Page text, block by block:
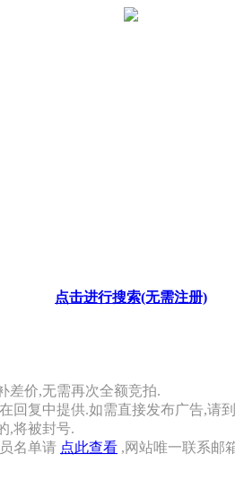
点击进行搜索(无需注册)
差价,无需再次全额竞拍.
回复中提供.如需直接发布广告,请
,将被封号.
名单请 点此查看 ,网站唯一联系邮